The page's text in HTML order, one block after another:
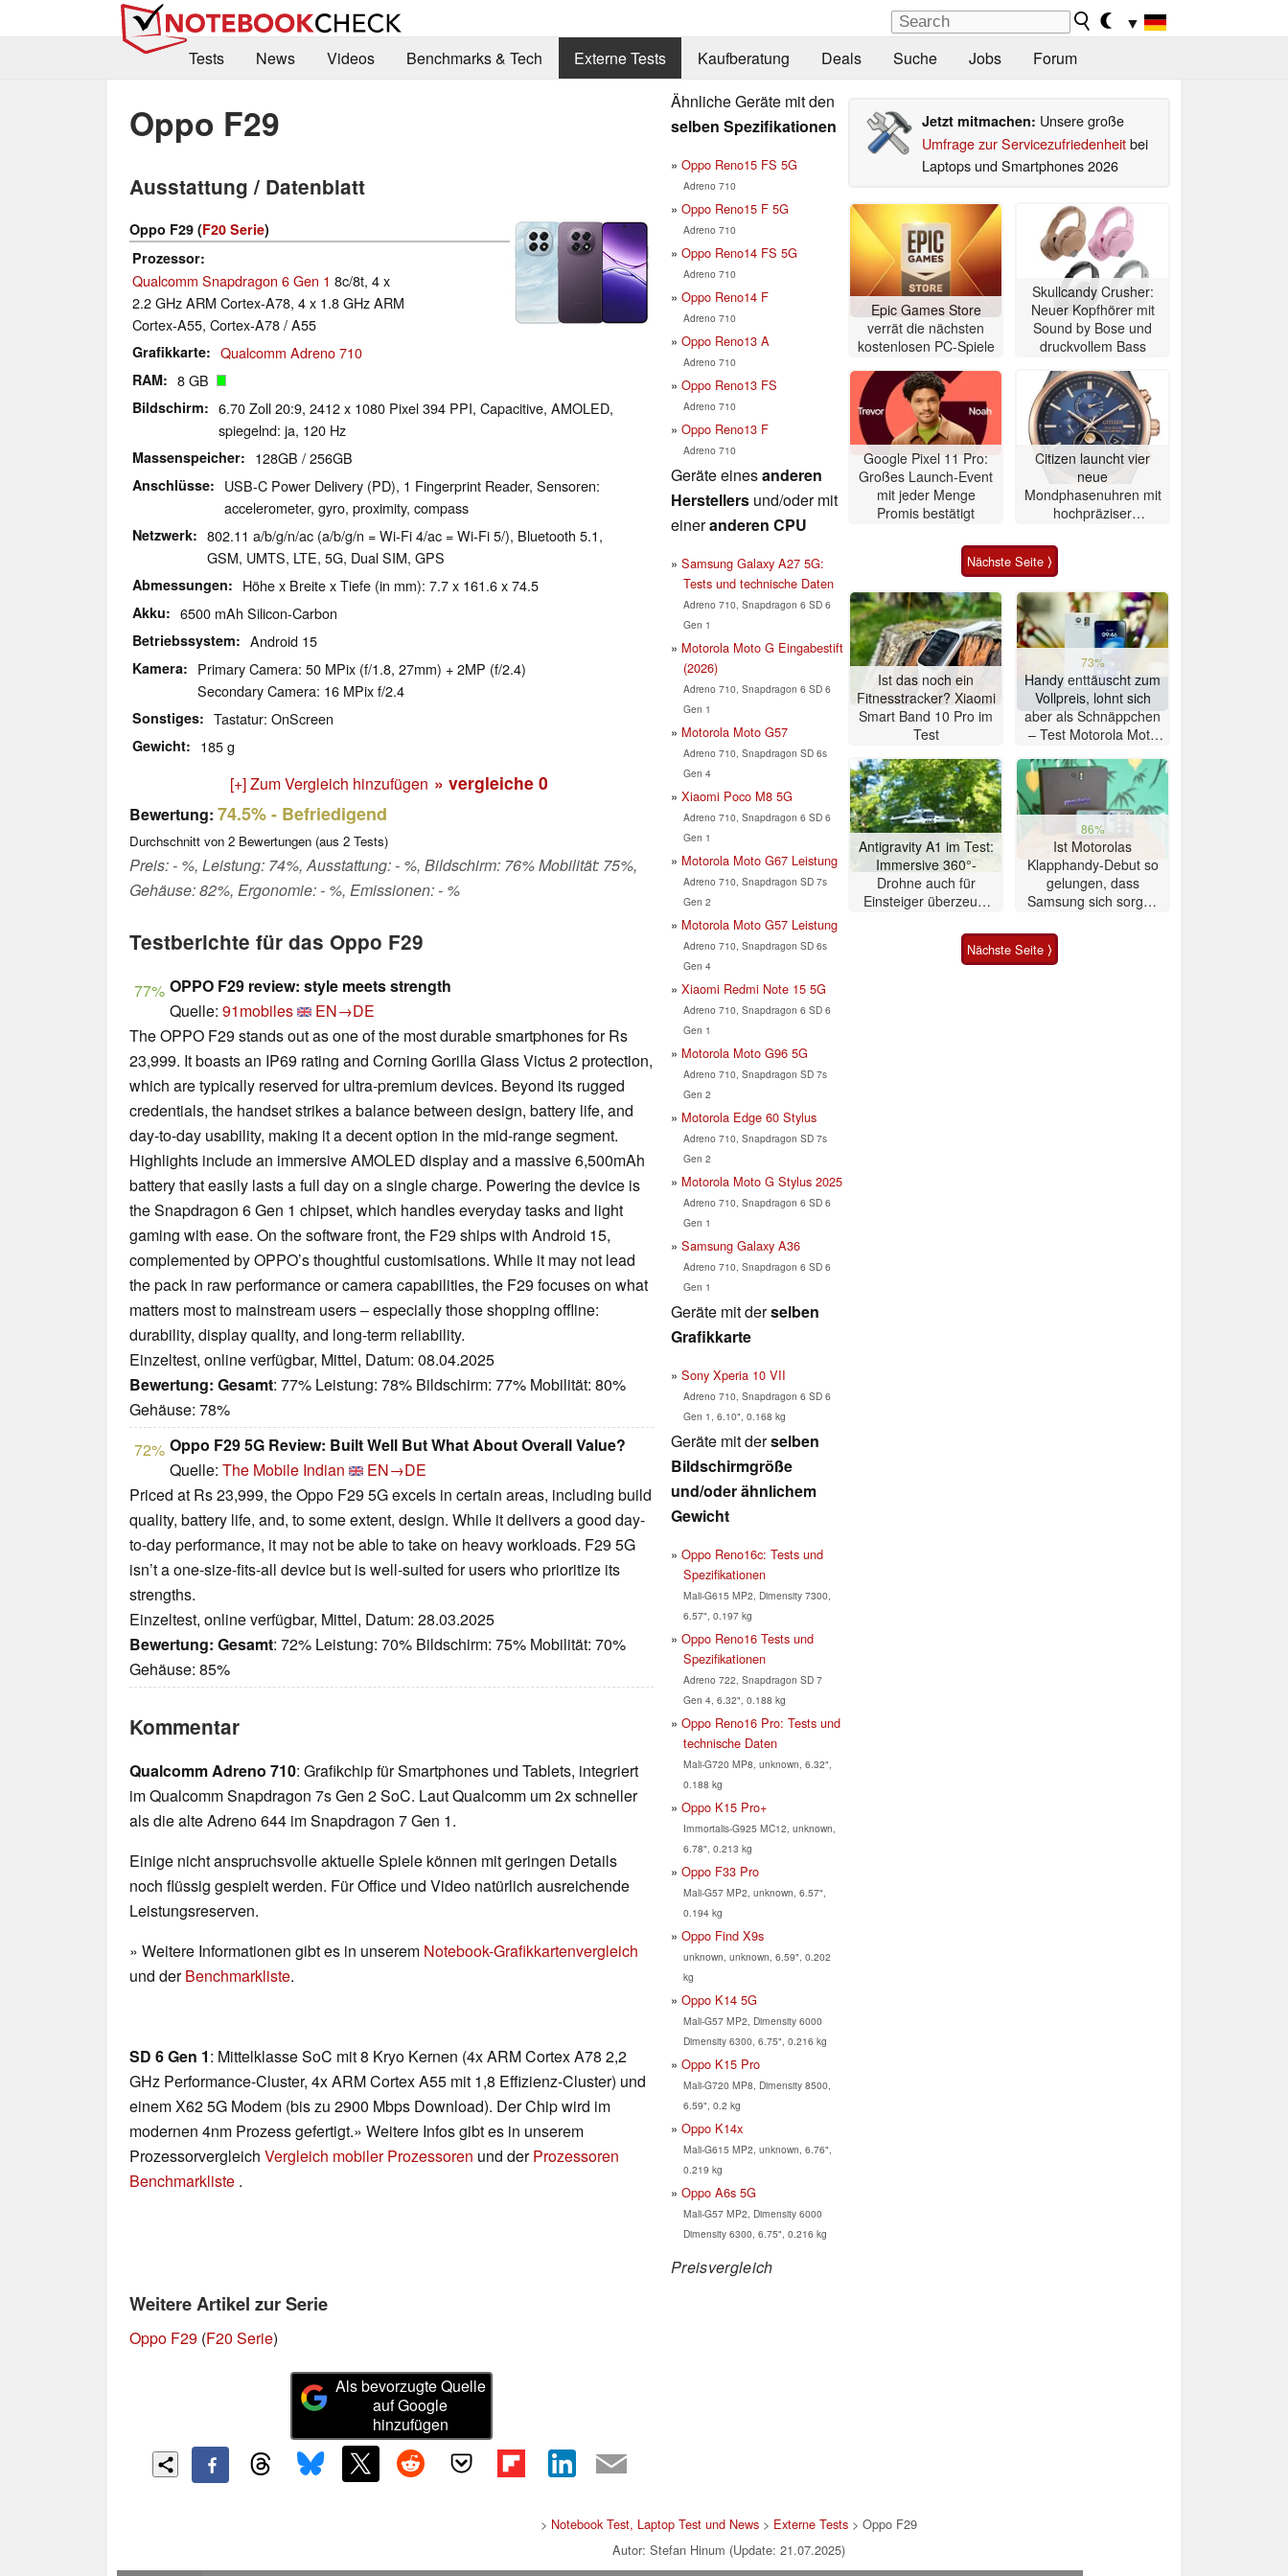
▼
Tests
News Videos Benchmarks & Tech Externe Tests Kaufberatung Deals Suche Jobs Forum
Oppo F29
Ausstattung / Datenblatt
Oppo F29 (F20 Serie)
Prozessor
Qualcomm Snapdragon 6 Gen 1 8c/8t, 4 x
2.2 GHz ARM Cortex-A78, 4 x 1.8 GHz ARM
Cortex-A55, Cortex-A78 / A55
Grafikkarte Qualcomm Adreno 710
RAM 8 GB
Bildschirm
6.70 Zoll 20:9, 2412 x 1080 Pixel 394 PPI, Capacitive, AMOLED,
spiegelnd: ja, 120 Hz
Massenspeicher 128GB / 256GB
Anschlüsse
USB-C Power Delivery (PD), 1 Fingerprint Reader, Sensoren:
accelerometer, gyro, proximity, compass
Netzwerk
802.11 a/b/g/n/ac (a/b/g/n = Wi-Fi 4/ac = Wi-Fi 5/), Bluetooth 5.1,
GSM, UMTS, LTE, 5G, Dual SIM, GPS
Abmessungen Höhe x Breite x Tiefe (in mm): 7.7 x 161.6 x 74.5
Akku 6500 mAh Silicon-Carbon
Betriebssystem Android 15
Kamera
Primary Camera: 50 MPix (f/1.8, 27mm) + 2MP (f/2.4)
Secondary Camera: 16 MPix f/2.4
Sonstiges Tastatur: OnScreen
Gewicht 185 g
[+] Zum Vergleich hinzufügen » vergleiche 0
Bewertung: 74.5%- Befriedigend
Durchschnitt von 2 Bewertungen (aus 2 Tests)
Preis: - %, Leistung: 74%, Ausstattung: - %, Bildschirm: 76% Mobilität: 75%,
Gehäuse: 82%, Ergonomie: - %, Emissionen: - %
Testberichte für das Oppo F29
77% OPPO F29 review: style meets strength
Quelle: 91mobiles
EN→DE
The OPPO F29 stands out as one of the most durable smartphones for Rs
23,999. It boasts an IP69 rating and Corning Gorilla Glass Victus 2 protection,
which are typically reserved for ultra-premium devices. Beyond its rugged
credentials, the handset strikes a balance between design, battery life, and
day-to-day usability, making it a decent option in the mid-range segment.
Highlights include an immersive AMOLED display and a massive 6,500mAh
battery that easily lasts a full day on a single charge. Powering the device is
the Snapdragon 6 Gen 1 chipset, which handles everyday tasks and light
gaming with ease. On the software front, the F29 ships with Android 15,
complemented by OPPO’s thoughtful customisations. While it may not lead
the pack in raw performance or camera capabilities, the F29 focuses on what
matters most to mainstream users – especially those shopping offline:
durability, display quality, and long-term reliability.
Einzeltest, online verfügbar, Mittel, Datum: 08.04.2025
Bewertung: Gesamt: 77% Leistung: 78% Bildschirm: 77% Mobilität: 80%
Gehäuse: 78%
72% Oppo F29 5G Review: Built Well But What About Overall Value?
Quelle: The Mobile Indian
EN→DE
Priced at Rs 23,999, the Oppo F29 5G excels in certain areas, including build
quality, battery life, and, to some extent, design. While it delivers a good day-
to-day performance, it may not be able to take on heavy workloads. F29 5G
isn’t a one-size-fits-all device but is well-suited for users who prioritize its
strengths.
Einzeltest, online verfügbar, Mittel, Datum: 28.03.2025
Bewertung: Gesamt: 72% Leistung: 70% Bildschirm: 75% Mobilität: 70%
Gehäuse: 85%
Kommentar
Qualcomm Adreno 710: Grafikchip für Smartphones und Tablets, integriert
im Qualcomm Snapdragon 7s Gen 2 SoC. Laut Qualcomm um 2x schneller
als die alte Adreno 644 im Snapdragon 7 Gen 1.
Einige nicht anspruchsvolle aktuelle Spiele können mit geringen Details
noch flüssig gespielt werden. Für Office und Video natürlich ausreichende
Leistungsreserven.
» Weitere Informationen gibt es in unserem Notebook-Grafikkartenvergleich
und derBenchmarkliste.
SD 6 Gen 1: Mittelklasse SoC mit 8 Kryo Kernen (4x ARM Cortex A78 2,2
GHz Performance-Cluster, 4x ARM Cortex A55 mit 1,8 Effizienz-Cluster) und
einem X62 5G Modem (bis zu 2900 Mbps Download). Der Chip wird im
modernen 4nm Prozess gefertigt.» Weitere Infos gibt es in unserem
Prozessorvergleich Vergleich mobiler Prozessoren und derProzessoren
Benchmarkliste .
Weitere Artikel zur Serie
Oppo F29 (F20 Serie)
Als bevorzugte Quelle
auf Google
hinzufügen
Ähnliche Geräte mit den
selben Spezifikationen
Oppo Reno15 FS 5G
Adreno 710
Oppo Reno15 F 5G
Adreno 710
Oppo Reno14 FS 5G
Adreno 710
Oppo Reno14 F
Adreno 710
Oppo Reno13 A
Adreno 710
Oppo Reno13 FS
Adreno 710
Oppo Reno13 F
Adreno 710
Geräte einesanderen
Herstellers und/oder mit
eineranderen CPU
Samsung Galaxy A27 5G:
Tests und technische Daten
Adreno 710, Snapdragon 6 SD 6
Gen 1
Motorola Moto G Eingabestift
(2026)
Adreno 710, Snapdragon 6 SD 6
Gen 1
Motorola Moto G57
Adreno 710, Snapdragon SD 6s
Gen 4
Xiaomi Poco M8 5G
Adreno 710, Snapdragon 6 SD 6
Gen 1
Motorola Moto G67 Leistung
Adreno 710, Snapdragon SD 7s
Gen 2
Motorola Moto G57 Leistung
Adreno 710, Snapdragon SD 6s
Gen 4
Xiaomi Redmi Note 15 5G
Adreno 710, Snapdragon 6 SD 6
Gen 1
Motorola Moto G96 5G
Adreno 710, Snapdragon SD 7s
Gen 2
Motorola Edge 60 Stylus
Adreno 710, Snapdragon SD 7s
Gen 2
Motorola Moto G Stylus 2025
Adreno 710, Snapdragon 6 SD 6
Gen 1
Samsung Galaxy A36
Adreno 710, Snapdragon 6 SD 6
Gen 1
Geräte mit derselben
Grafikkarte
Sony Xperia 10 VII
Adreno 710, Snapdragon 6 SD 6
Gen 1, 6.10", 0.168 kg
Geräte mit derselben
Bildschirmgröße
und/oder ähnlichem
Gewicht
Oppo Reno16c: Tests und
Spezifikationen
Mali-G615 MP2, Dimensity 7300,
6.57", 0.197 kg
Oppo Reno16 Tests und
Spezifikationen
Adreno 722, Snapdragon SD 7
Gen 4, 6.32", 0.188 kg
Oppo Reno16 Pro: Tests und
technische Daten
Mali-G720 MP8, unknown, 6.32",
0.188 kg
Oppo K15 Pro+
Immortalis-G925 MC12, unknown,
6.78", 0.213 kg
Oppo F33 Pro
Mali-G57 MP2, unknown, 6.57",
0.194 kg
Oppo Find X9s
unknown, unknown, 6.59", 0.202
kg
Oppo K14 5G
Mali-G57 MP2, Dimensity 6000
Dimensity 6300, 6.75", 0.216 kg
Oppo K15 Pro
Mali-G720 MP8, Dimensity 8500,
6.59", 0.2 kg
Oppo K14x
Mali-G615 MP2, unknown, 6.76",
0.219 kg
Oppo A6s 5G
Mali-G57 MP2, Dimensity 6000
Dimensity 6300, 6.75", 0.216 kg
Preisvergleich
Jetzt mitmachen: Unsere große
Umfrage zur Servicezufriedenheitbei
Laptops und Smartphones 2026
Epic Games Store
verrät die nächsten
kostenlosen PC-Spiele
Skullcandy Crusher:
Neuer Kopfhörer mit
Sound by Bose und
druckvollem Bass
Google Pixel 11 Pro:
Großes Launch-Event
mit jeder Menge
Promis bestätigt
Citizen launcht vier
neue
Mondphasenuhren mit
hochpräziser
Nächste Seite ⟩
Ist das noch ein
Fitnesstracker? Xiaomi
Smart Band 10 Pro im
Test
73%
Handy enttäuscht zum
Vollpreis, lohnt sich
aber als Schnäppchen
– Test Motorola Moto
Antigravity A1 im Test:
Immersive 360°-
Drohne auch für
Einsteiger überzeugt
86%
Ist Motorolas
Klapphandy-Debut so
gelungen, dass
Samsung sich sorgen
Smartphone im Test
Nächste Seite ⟩
> Notebook Test, Laptop Test und News> Externe Tests> Oppo F29
Autor: Stefan Hinum (Update: 21.07.2025)